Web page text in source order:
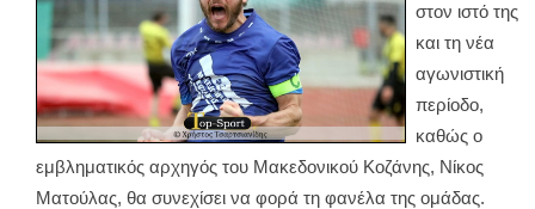
στον ιστό της
και τη νέα
αγωνιστική
περίοδο,
καθώς ο
εμβληματικός αρχηγός του Μακεδονικού Κοζάνης, Νίκος
Ματούλας, θα συνεχίσει να φορά τη φανέλα της ομάδας.